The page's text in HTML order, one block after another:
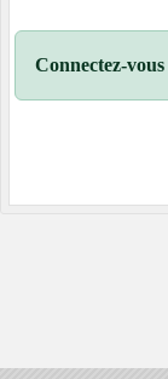
Connectez-vous